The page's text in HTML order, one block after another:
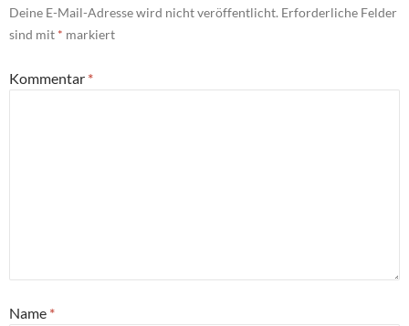
Deine E-Mail-Adresse wird nicht veröffentlicht. Erforderliche Felder
sind mit * markiert
Kommentar *
Name *